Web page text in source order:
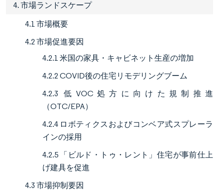
4. 市場ランドスケープ
4.1 市場概要
4.2 市場促進要因
4.2.1 米国の家具・キャビネット生産の増加
4.2.2 COVID後の住宅リモデリングブーム
4.2.3 低VOC処方に向けた規制推進
（OTC/EPA）
4.2.4 ロボティクスおよびコンベア式スプレーラ
インの採用
4.2.5 「ビルド・トゥ・レント」住宅が事前仕上
げ建具を促進
4.3 市場抑制要因